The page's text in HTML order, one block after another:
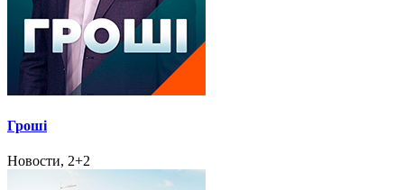
Гроші
Новости, 2+2